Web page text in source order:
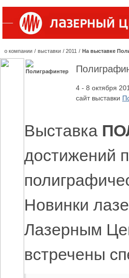
о компании / выставки / 2011 / На выставке
4 - 8 октября
сайт выставки
Выставка
достижений
Новинки
Лазерным
встречены